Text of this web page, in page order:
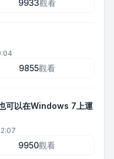
9933觀看
9855觀看
可以在Windows 7上運
9950觀看